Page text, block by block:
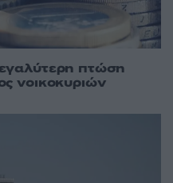
πτώση
νοικοκυριών